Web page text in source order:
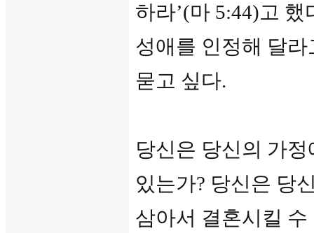
하라’(마 5:44)고 했
성애를 인정해 달
묻고 싶다.
당신은 당신의 가
있는가? 당신은 당
삼아서 결혼시킬